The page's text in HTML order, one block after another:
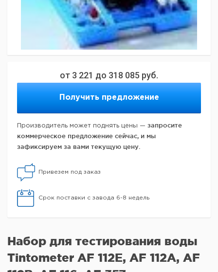
от 3 221 до 318 085 руб.
Получить предложение
Производитель может поднять цены — запросите
коммерческое предложение сейчас, и мы
зафиксируем за вами текущую цену.
Привезем под заказ
Срок поставки с завода 6-8 недель
Набор для тестирования воды
Tintometer AF 112E, AF 112A, AF